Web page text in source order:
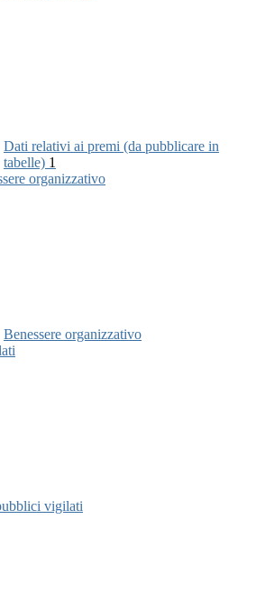
Dati relativi ai premi (da pubblicare in
tabelle) 1
organizzativo
Benessere organizzativo
vigilati